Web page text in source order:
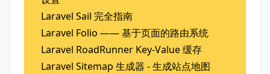
Laravel Sail 完全指南
Laravel Folio —— 基于页面的路由系统
Laravel RoadRunner Key-Value 缓存
Laravel Sitemap 生成器 - 生成站点地图